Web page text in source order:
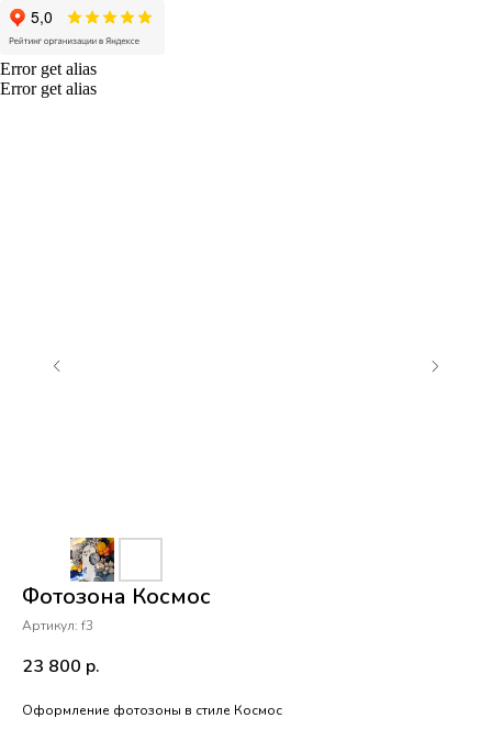
Error get alias
Error get alias
Фотозона Космос
Артикул: f3
23 800 р.
Оформление фотозоны в стиле Космос